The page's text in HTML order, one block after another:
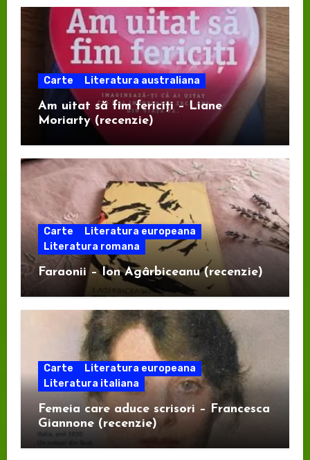
Carte Literatura australiana
Am uitat să fim fericiți – Liane
Moriarty (recenzie)
Carte
Literatura europeana
Literatura romana
Faraonii – Ion Agârbiceanu (recenzie)
Carte
Literatura europeana
Literatura italiana
Femeia care aduce scrisori – Francesca
Giannone (recenzie)